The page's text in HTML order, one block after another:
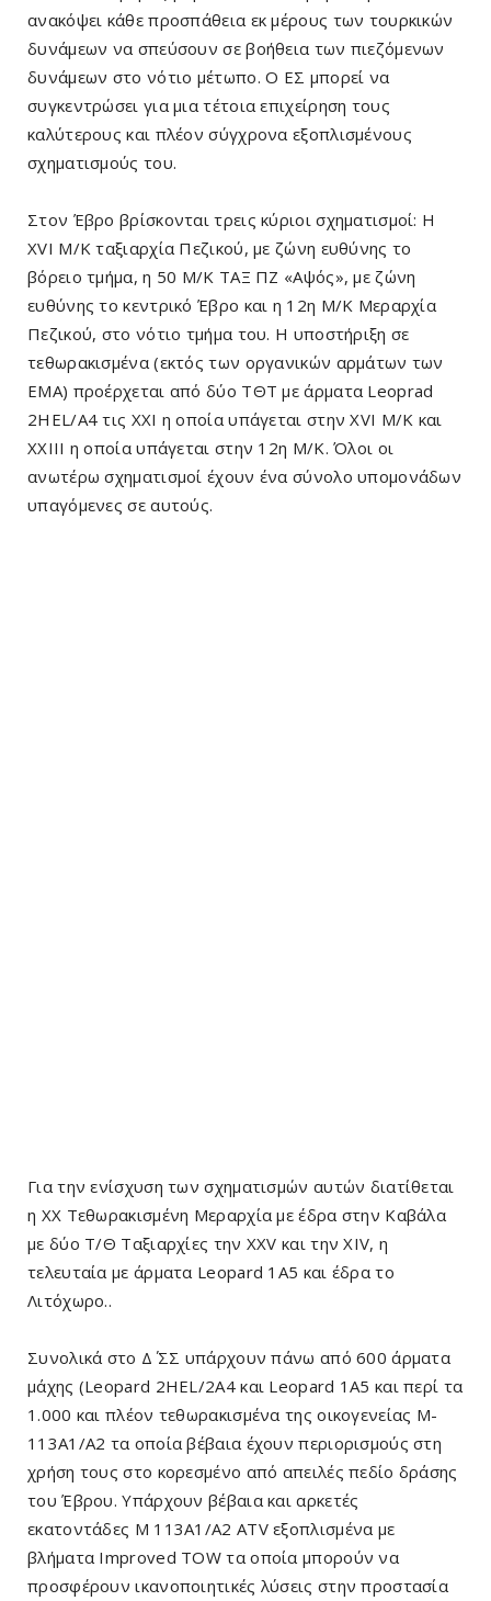
ανακόψει κάθε προσπάθεια εκ μέρους των τουρκικών
δυνάμεων να σπεύσουν σε βοήθεια των πιεζόμενων
δυνάμεων στο νότιο μέτωπο. Ο ΕΣ μπορεί να
συγκεντρώσει για μια τέτοια επιχείρηση τους
καλύτερους και πλέον σύγχρονα εξοπλισμένους
σχηματισμούς του.
Στον Έβρο βρίσκονται τρεις κύριοι σχηματισμοί: Η
XVI M/K ταξιαρχία Πεζικού, με ζώνη ευθύνης το
βόρειο τμήμα, η 50 Μ/Κ ΤΑΞ ΠΖ «Αψός», με ζώνη
ευθύνης το κεντρικό Έβρο και η 12η Μ/Κ Μεραρχία
Πεζικού, στο νότιο τμήμα του. Η υποστήριξη σε
τεθωρακισμένα (εκτός των οργανικών αρμάτων των
ΕΜΑ) προέρχεται από δύο ΤΘΤ με άρματα Leoprad
2HEL/A4 τις ΧΧΙ η οποία υπάγεται στην XVI M/K και
ΧΧΙΙΙ η οποία υπάγεται στην 12η Μ/Κ. Όλοι οι
ανωτέρω σχηματισμοί έχουν ένα σύνολο υπομονάδων
υπαγόμενες σε αυτούς.
Για την ενίσχυση των σχηματισμών αυτών διατίθεται
η ΧΧ Τεθωρακισμένη Μεραρχία με έδρα στην Καβάλα
με δύο Τ/Θ Ταξιαρχίες την ΧΧV και την XIV, η
τελευταία με άρματα Leopard 1Α5 και έδρα το
Λιτόχωρο..
Συνολικά στο Δ΄ ΣΣ υπάρχουν πάνω από 600 άρματα
μάχης (Leopard 2HEL/2A4 και Leopard 1A5 και περί τα
1.000 και πλέον τεθωρακισμένα της οικογενείας M-
113A1/A2 τα οποία βέβαια έχουν περιορισμούς στη
χρήση τους στο κορεσμένο από απειλές πεδίο δράσης
του Έβρου. Υπάρχουν βέβαια και αρκετές
εκατοντάδες Μ 113A1/A2 ATV εξοπλισμένα με
βλήματα Improved TOW τα οποία μπορούν να
προσφέρουν ικανοποιητικές λύσεις στην προστασία